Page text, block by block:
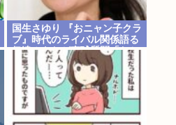
国生さゆり 『おニャン子クラ
ブ』時代のライバル関係語る
伊達みきおが直球質問「たと
えば誰です？」